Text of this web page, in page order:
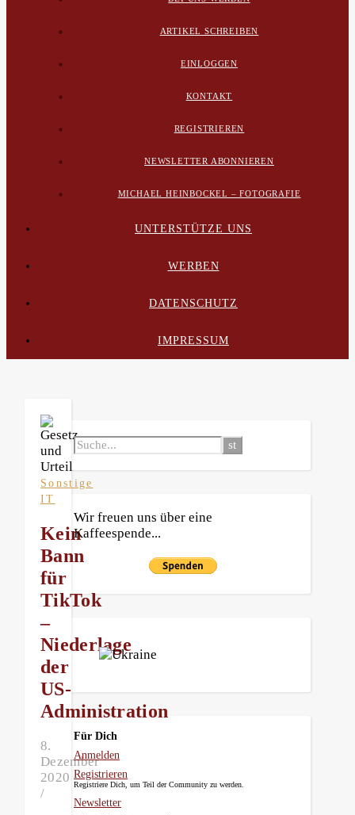
ARTIKEL SCHREIBEN
EINLOGGEN
KONTAKT
REGISTRIEREN
NEWSLETTER ABONNIEREN
MICHAEL HEINBOCKEL – FOTOGRAFIE
UNTERSTÜTZE UNS
WERBEN
DATENSCHUTZ
IMPRESSUM
Sonstige
IT
Kein
Bann
für
TikTok
–
Niederlage
der
US-
Administration
8.
Dezember
2020
/
Wir freuen uns über eine
Kaffeespende...
Für Dich
Anmelden
Registrieren
Registriere Dich, um Teil der Community zu werden.
Newsletter